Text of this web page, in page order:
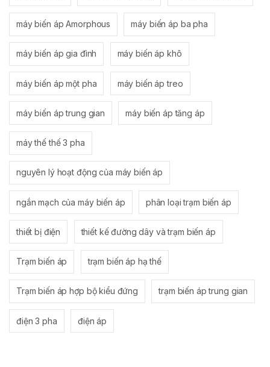
máy biến áp Amorphous máy biến áp ba pha
máy biến áp gia đình máy biến áp khô
máy biến áp một pha máy biến áp treo
máy biến áp trung gian máy biến áp tăng áp
máy thế thế 3 pha
nguyên lý hoạt động của máy biến áp
ngắn mạch của máy biến áp phân loại trạm biến áp
thiết bị điện thiết kế đường dây và trạm biến áp
Trạm biến áp trạm biến áp hạ thế
Trạm biến áp hợp bộ kiểu đứng trạm biến áp trung gian
điện 3 pha điện áp